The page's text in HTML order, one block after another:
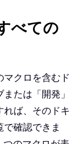
べての
クロを含むド
たは「開発」
れば、そのドキ
確認できま